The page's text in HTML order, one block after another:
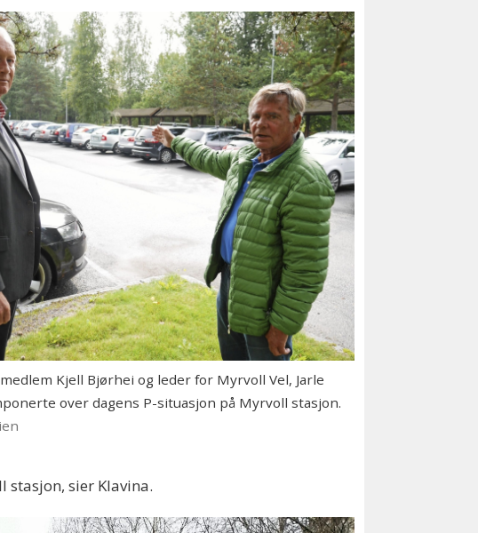
Kjell Bjørhei og leder for Myrvoll Vel, Jarle
over dagens P-situasjon på Myrvoll stasjon.
sier Klavina.